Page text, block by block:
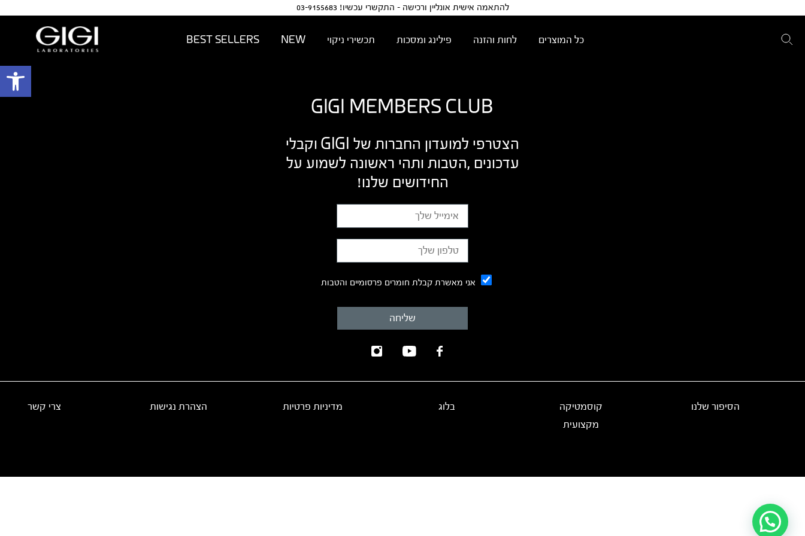
להתאמה אישית אונליין ורכישה - התקשרי עכשיו! 03-9155683
כל המוצרים לחות והזנה פילינג ומסכות תכשירי ניקוי NEW
BEST SELLERS
GIGI MEMBERS CLUB
הצטרפי למועדון החברות של GIGI וקבלי
עדכונים ,הטבות ותהי ראשונה לשמוע על
החידושים שלנו!
אני מאשרת קבלת חומרים פרסומיים והטבות
הסיפור שלנו
קוסמטיקה
מקצועית
בלוג מדיניות פרטיות הצהרת נגישות צרי קשר